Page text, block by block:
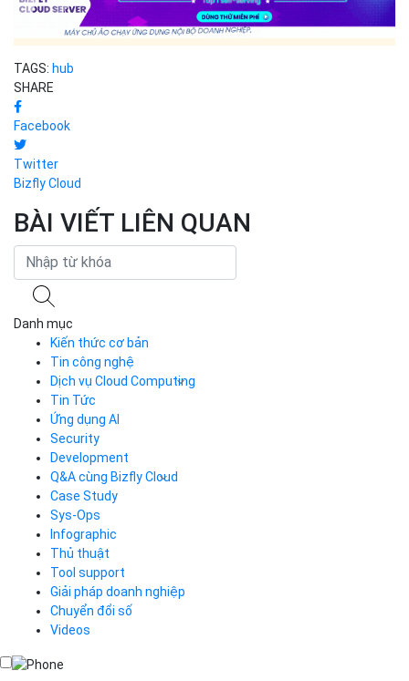
TAGS: hub
SHARE
Facebook
Twitter
Bizfly Cloud
BÀI VIẾT LIÊN QUAN
Danh mục
Kiến thức cơ bản
Tin công nghệ
Dịch vụ Cloud Computing
Cloud Server
CDN
Load Balancer
Auto Scaling
Container Registry
Kubernetes
Cloud Database
Call Center
Business Email
Simple Storage
VPN
Traffic Manager
Cloud VPS
Videos
Tin Tức
Ứng dụng AI
Security
Development
Q&A cùng Bizfly Cloud
Q&A về Bizfly Cloud Server
Thao tác kết nối tới server
Videos
Q&A về Bizfly Business Email
Videos
Case Study
Sys-Ops
Infographic
Thủ thuật
Tool support
Giải pháp doanh nghiệp
Chuyển đổi số
Videos